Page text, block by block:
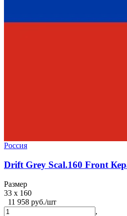
Россия
Drift Grey Scal.160 Front
Размер
33 x 160
11 958 руб./шт
,